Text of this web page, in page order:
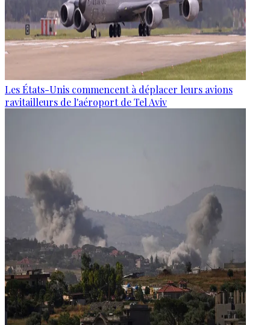
Les États-Unis commencent à déplacer leurs avions
ravitailleurs de l'aéroport de Tel Aviv